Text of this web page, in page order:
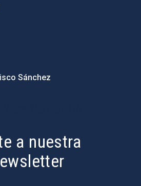
Sánchez
a nuestra